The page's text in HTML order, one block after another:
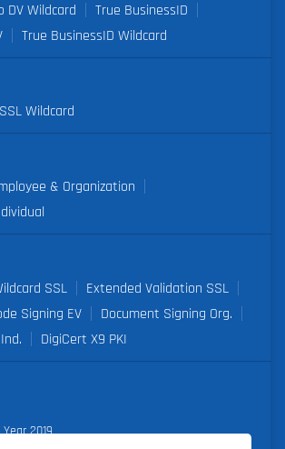
DV Wildcard
True BusinessID
True BusinessID Wildcard
Wildcard
& Organization
SSL
Extended Validation SSL
Signing EV
Document Signing Org.
DigiCert X9 PKI
2019